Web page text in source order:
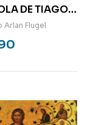
DE TIAGO:
DE
Arlan Flugel